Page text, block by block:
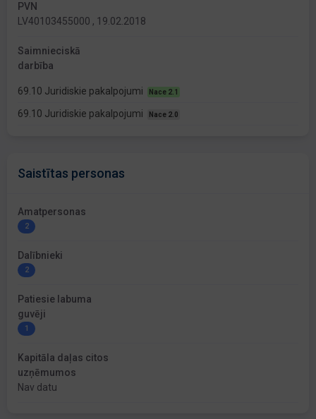
PVN
LV40103455000 , 19.02.2018
Saimnieciskā
darbība
69.10 Juridiskie pakalpojumi Nace 2.1
69.10 Juridiskie pakalpojumi Nace 2.0
Saistītas personas
Amatpersonas
2
Dalībnieki
2
Patiesie labuma
guvēji
1
Kapitāla daļas citos
uzņēmumos
Nav datu